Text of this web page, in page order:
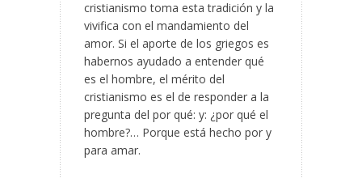
cristianismo toma esta tradición y la
vivifica con el mandamiento del
amor. Si el aporte de los griegos es
habernos ayudado a entender qué
es el hombre, el mérito del
cristianismo es el de responder a la
pregunta del por qué: y: ¿por qué el
hombre?… Porque está hecho por y
para amar.